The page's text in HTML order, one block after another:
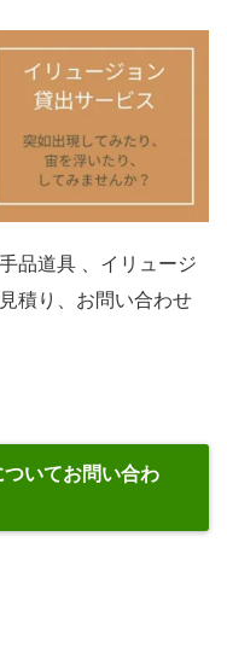
品道具 、イリュージ
積り、お問い合わせ
いてお問い合わ